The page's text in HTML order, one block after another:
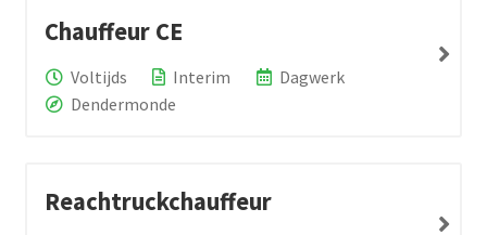
Chauffeur CE
Voltijds Interim
Dagwerk
Dendermonde
Reachtruckchauffeur